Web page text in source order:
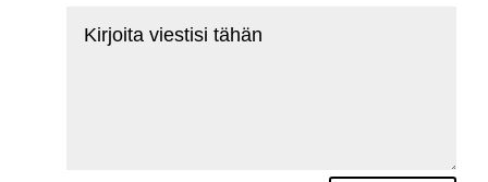
viestisi